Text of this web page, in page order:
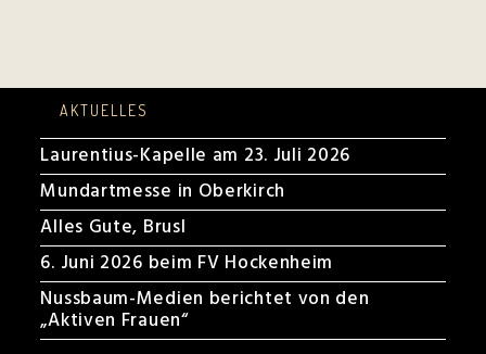
AKTUELLES
Laurentius-Kapelle am 23. Juli 2026
Mundartmesse in Oberkirch
Alles Gute, Brusl
6. Juni 2026 beim FV Hockenheim
Nussbaum-Medien berichtet von den
„Aktiven Frauen“